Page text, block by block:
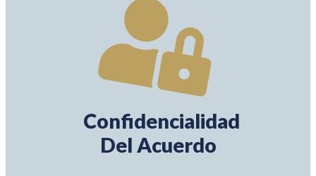
Confidencialidad
Del Acuerdo